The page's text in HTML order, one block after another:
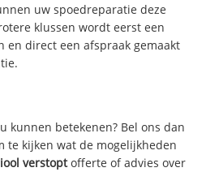
uw spoedreparatie deze
klussen wordt eerst een
en direct een afspraak gemaakt
kunnen betekenen? Bel ons dan
te kijken wat de mogelijkheden
verstoptofferte of advies over